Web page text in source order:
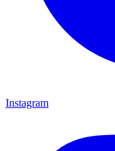
Instagram